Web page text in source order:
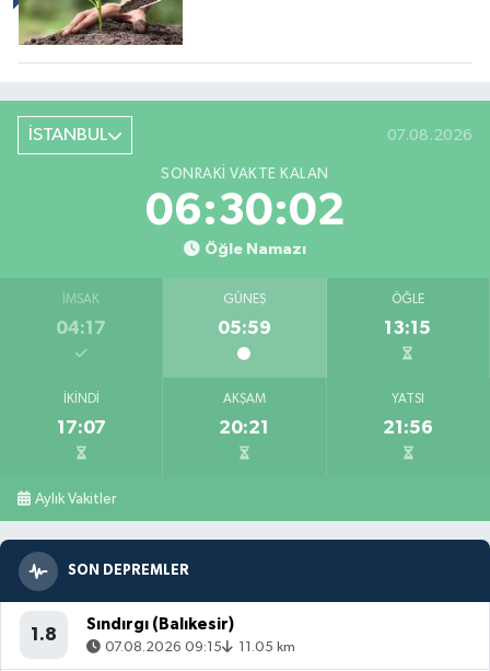
İSTANBUL 07.08.2026
SONRAKI VAKTE KALAN
06:30:01
Öğle Namazı
İMSAK
04:17
GÜNEŞ
05:59
ÖĞLE
13:15
İKINDI
17:07
AKŞAM
20:21
YATSI
21:56
Aylık Vakitler
SON DEPREMLER
1.8
Sındırgı (Balıkesir)
07.08.2026 09:15 11.05 km